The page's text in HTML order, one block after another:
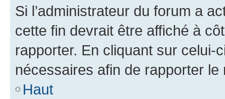
Si l’administrateur du forum a
cette fin devrait être affiché à
rapporter. En cliquant sur
nécessaires afin de rapporter le
Haut